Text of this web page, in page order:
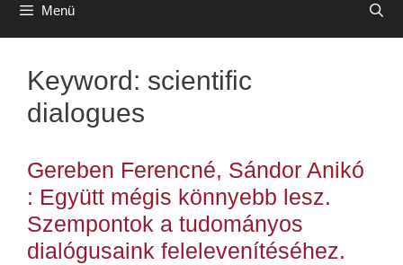
Menü
Keyword: scientific
dialogues
Gereben Ferencné, Sándor Anikó
: Együtt mégis könnyebb lesz.
Szempontok a tudományos
dialógusaink felelevenítéséhez.